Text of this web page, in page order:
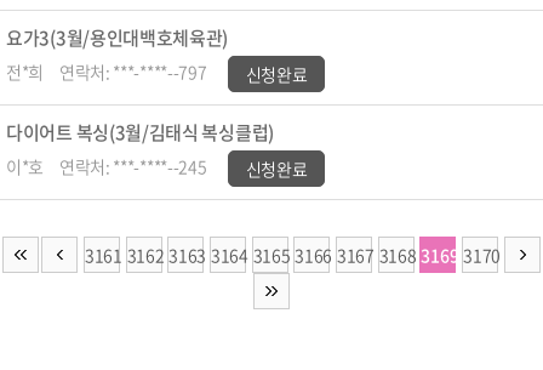
요가3(3월/용인대백호체육관)
전*희 연락처: ***-****--797 신청완료
다이어트 복싱(3월/김태식 복싱클럽)
이*호 연락처: ***-****--245 신청완료
3161 3162 3163 3164 3165 3166 3167 3168 3169 3170